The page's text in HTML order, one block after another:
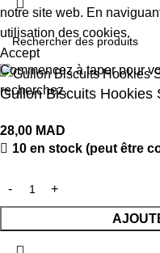
Commencez à taper pour
recherchez.
notre site web. En
utilisation des cookies.
Accept
Gullon Biscuits Hookies
28,00 MAD
10 en stock (peut être